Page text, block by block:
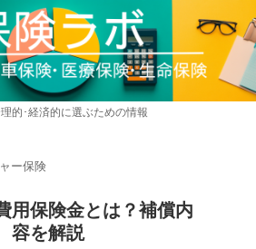
的･経済的に選ぶための情報
ー保険
用保険金とは？補償内
容を解説